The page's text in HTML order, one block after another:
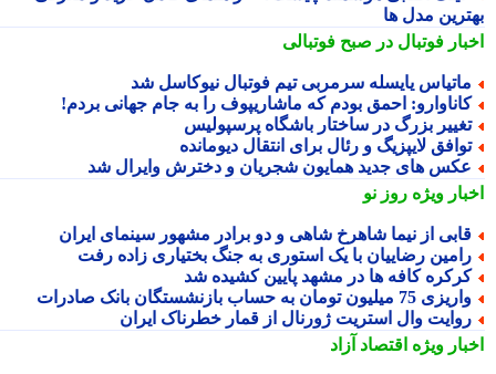
مدل ها
فوتبال در صبح فوتبالی
یایسله سرمربی تیم فوتبال نیوکاسل شد
احمق بودم که ماشاریپوف را به جام جهانی بردم!
بزرگ در ساختار باشگاه پرسپولیس
لایپزیگ و رئال برای انتقال دیومانده
های جدید همایون شجریان و دخترش وایرال شد
ویژهروز نو
از نیما شاهرخ شاهی و دو برادر مشهور سینمای ایران
رضاییان با یک استوری به جنگ بختیاری زاده رفت
کافه ها در مشهد پایین کشیده شد
75 میلیون تومان به حساب بازنشستگان بانک صادرات
وال استریت ژورنال از قمار خطرناک ایران
ویژهاقتصاد آزاد